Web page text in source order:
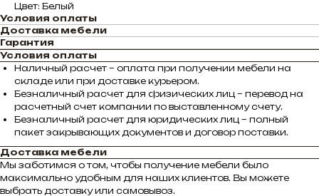
Цвет: Белый
Условия оплаты
Доставка мебели
Гарантия
Условия оплаты
Наличный расчет – оплата при получении мебели на
складе или при доставке курьером.
Безналичный расчет для физических лиц – перевод на
расчетный счет компании по выставленному счету.
Безналичный расчет для юридических лиц – полный
пакет закрывающих документов и договор поставки.
Доставка мебели
Мы заботимся о том, чтобы получение мебели было
максимально удобным для наших клиентов. Вы можете
выбрать доставку или самовывоз.